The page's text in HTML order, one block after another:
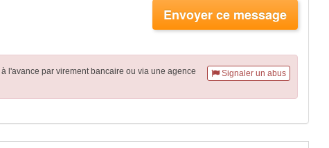
Envoyer ce message
Signaler un abus
à l'avance par virement bancaire ou via une agence